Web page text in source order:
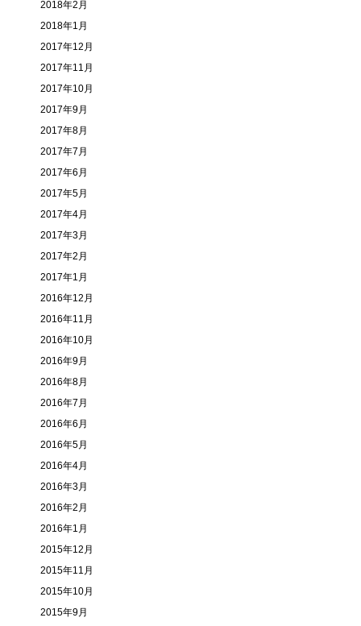
2018年2月
2018年1月
2017年12月
2017年11月
2017年10月
2017年9月
2017年8月
2017年7月
2017年6月
2017年5月
2017年4月
2017年3月
2017年2月
2017年1月
2016年12月
2016年11月
2016年10月
2016年9月
2016年8月
2016年7月
2016年6月
2016年5月
2016年4月
2016年3月
2016年2月
2016年1月
2015年12月
2015年11月
2015年10月
2015年9月